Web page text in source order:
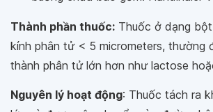
Thành phần thuốc: Thuốc ở dạng
kính phân tử < 5 micrometers, thường
thành phân tử lớn hơn như lactose
Nguyên lý hoạt động: Thuốc tách ra